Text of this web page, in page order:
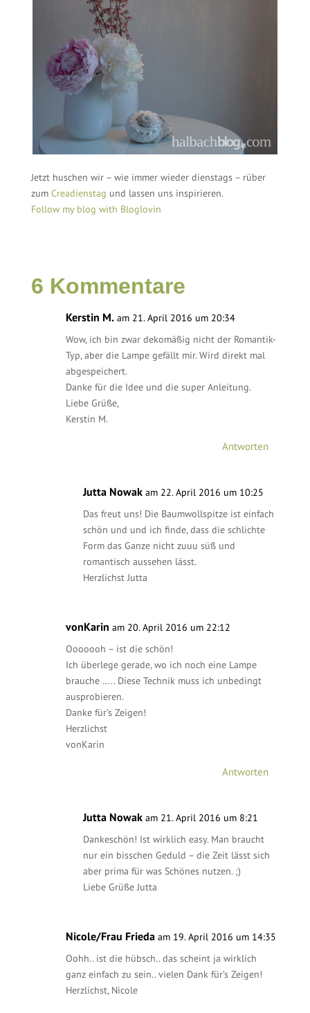
Jetzt huschen wir – wie immer wieder dienstags – rüber
zum Creadienstag und lassen uns inspirieren.
Follow my blog with Bloglovin
6 Kommentare
Kerstin M. am 21. April 2016 um 20:34
Wow, ich bin zwar dekomäßig nicht der Romantik-
Typ, aber die Lampe gefällt mir. Wird direkt mal
abgespeichert.
Danke für die Idee und die super Anleitung.
Liebe Grüße,
Kerstin M.
Antworten
Jutta Nowak am 22. April 2016 um 10:25
Das freut uns! Die Baumwollspitze ist einfach
schön und und ich finde, dass die schlichte
Form das Ganze nicht zuuu süß und
romantisch aussehen lässt.
Herzlichst Jutta
vonKarin am 20. April 2016 um 22:12
Ooooooh – ist die schön!
Ich überlege gerade, wo ich noch eine Lampe
brauche ….. Diese Technik muss ich unbedingt
ausprobieren.
Danke für’s Zeigen!
Herzlichst
vonKarin
Antworten
Jutta Nowak am 21. April 2016 um 8:21
Dankeschön! Ist wirklich easy. Man braucht
nur ein bisschen Geduld – die Zeit lässt sich
aber prima für was Schönes nutzen. ;)
Liebe Grüße Jutta
Nicole/Frau Frieda am 19. April 2016 um 14:35
Oohh.. ist die hübsch.. das scheint ja wirklich
ganz einfach zu sein.. vielen Dank für’s Zeigen!
Herzlichst, Nicole